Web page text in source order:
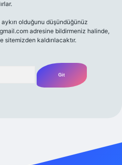
olduğunu düşündüğünüz
adresine bildirmeniz halinde,
kaldırılacaktır.